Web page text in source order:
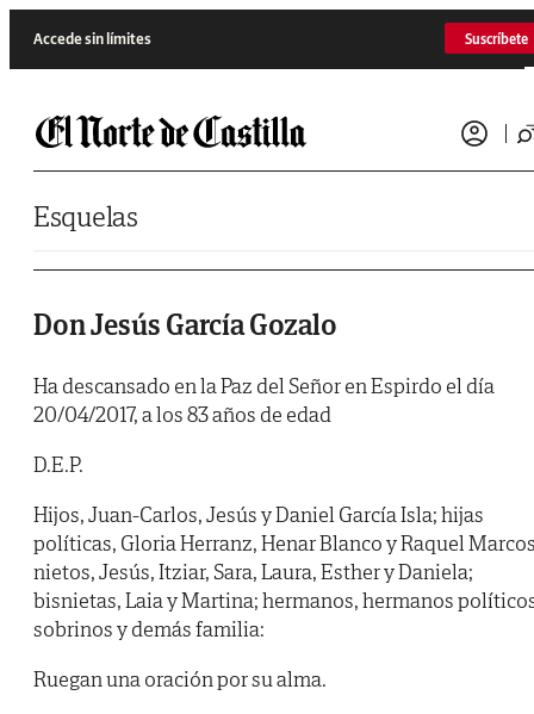
Accede sin límites Suscríbete
Esquelas
Don Jesús García Gozalo
Ha descansado en la Paz del Señor en Espirdo el día
20/04/2017, a los 83 años de edad
D.E.P.
Hijos, Juan-Carlos, Jesús y Daniel García Isla; hijas
políticas, Gloria Herranz, Henar Blanco y Raquel
nietos, Jesús, Itziar, Sara, Laura, Esther y Daniela;
bisnietas, Laia y Martina; hermanos, hermanos
sobrinos y demás familia:
Ruegan una oración por su alma.